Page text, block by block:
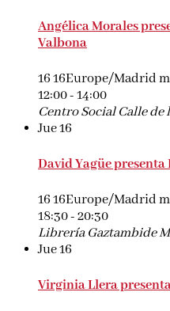
Angélica Morales
Valbona
16 16Europe/Madrid
12:00-14:00
Centro SocialCalle de
Jue16
David Yagüe
16 16Europe/Madrid
18:30-20:30
Librería Gaztambide
Jue16
Virginia Llera